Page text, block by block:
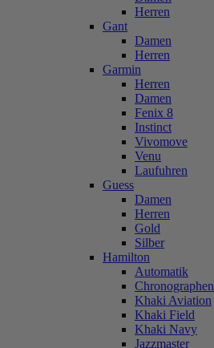
Herren
Gant
Damen
Herren
Garmin
Herren
Damen
Fenix 8
Instinct
Vivomove
Venu
Laufuhren
Guess
Damen
Herren
Gold
Silber
Hamilton
Automatik
Chronographen
Khaki Aviation
Khaki Field
Khaki Navy
Jazzmaster